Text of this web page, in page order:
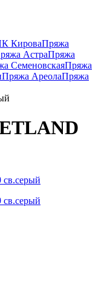
КироваПряжа
АстраПряжа
СеменовскаяПряжа
Пряжа АреолаПряжа